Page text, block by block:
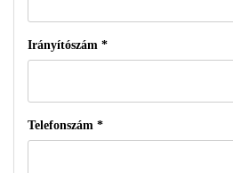
Irányítószám *
Telefonszám *